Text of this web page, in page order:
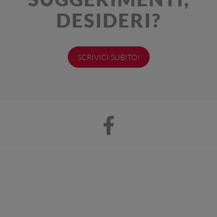
DESIDERI?
SCRIVICI SUBITO!